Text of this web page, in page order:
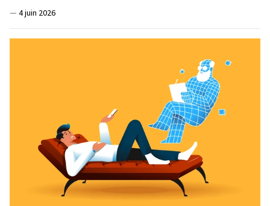
— 4 juin 2026